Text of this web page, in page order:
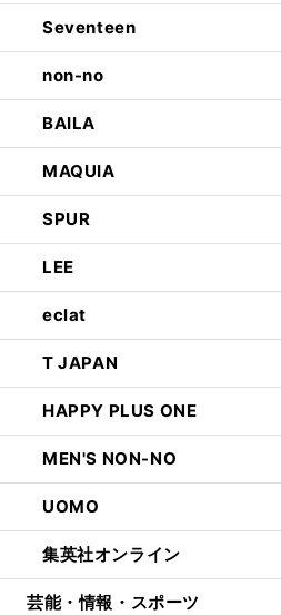
Seventeen
non-no
BAILA
MAQUIA
SPUR
LEE
eclat
T JAPAN
HAPPY PLUS ONE
MEN'S NON-NO
UOMO
集英社オンライン
芸能・情報・スポーツ